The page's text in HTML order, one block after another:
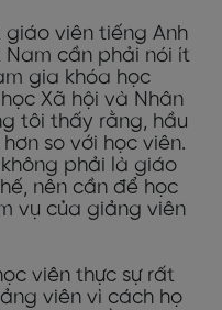
giáo viên tiếng Anh
Nam cần phải nói ít
gia khóa học
Xã hội và Nhân
tôi thấy rằng, hầu
so với học viên.
phải là giáo
nên cần để học
vụ của giảng viên
viên thực sự rất
viên vì cách họ